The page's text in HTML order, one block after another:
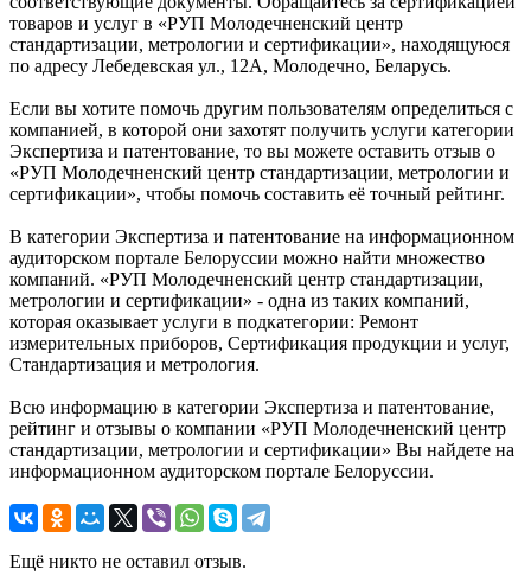
товаров и услуг в «РУП Молодечненский центр
стандартизации, метрологии и сертификации», находящуюся
по адресу Лебедевская ул., 12А, Молодечно, Беларусь.
Если вы хотите помочь другим пользователям определиться с
компанией, в которой они захотят получить услуги категории
Экспертиза и патентование, то вы можете оставить отзыв о
«РУП Молодечненский центр стандартизации, метрологии и
сертификации», чтобы помочь составить её точный рейтинг.
В категории Экспертиза и патентование на информационном
аудиторском портале Белоруссии можно найти множество
компаний. «РУП Молодечненский центр стандартизации,
метрологии и сертификации» - одна из таких компаний,
которая оказывает услуги в подкатегории: Ремонт
измерительных приборов, Сертификация продукции и услуг,
Стандартизация и метрология.
Всю информацию в категории Экспертиза и патентование,
рейтинг и отзывы о компании «РУП Молодечненский центр
стандартизации, метрологии и сертификации» Вы найдете на
информационном аудиторском портале Белоруссии.
Ещё никто не оставил отзыв.